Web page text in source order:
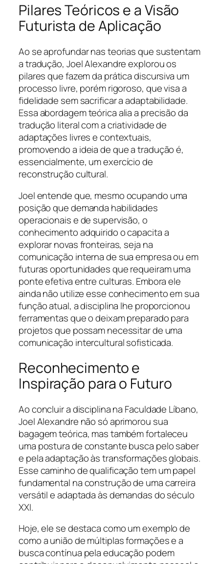
Pilares Teóricos e a Visão
Futurista de Aplicação
Ao se aprofundar nas teorias que sustentam
a tradução, Joel Alexandre explorou os
pilares que fazem da prática discursiva um
processo livre, porém rigoroso, que visa a
fidelidade sem sacrificar a adaptabilidade.
Essa abordagem teórica alia a precisão da
tradução literal com a criatividade de
adaptações livres e contextuais,
promovendo a ideia de que a tradução é,
essencialmente, um exercício de
reconstrução cultural.
Joel entende que, mesmo ocupando uma
posição que demanda habilidades
operacionais e de supervisão, o
conhecimento adquirido o capacita a
explorar novas fronteiras, seja na
comunicação interna de sua empresa ou em
futuras oportunidades que requeiram uma
ponte efetiva entre culturas. Embora ele
ainda não utilize esse conhecimento em sua
função atual, a disciplina lhe proporcionou
ferramentas que o deixam preparado para
projetos que possam necessitar de uma
comunicação intercultural sofisticada.
Reconhecimento e
Inspiração para o Futuro
Ao concluir a disciplina na Faculdade Líbano,
Joel Alexandre não só aprimorou sua
bagagem teórica, mas também fortaleceu
uma postura de constante busca pelo saber
e pela adaptação às transformações globais.
Esse caminho de qualificação tem um papel
fundamental na construção de uma carreira
versátil e adaptada às demandas do século
XXI.
Hoje, ele se destaca como um exemplo de
como a união de múltiplas formações e a
busca contínua pela educação podem